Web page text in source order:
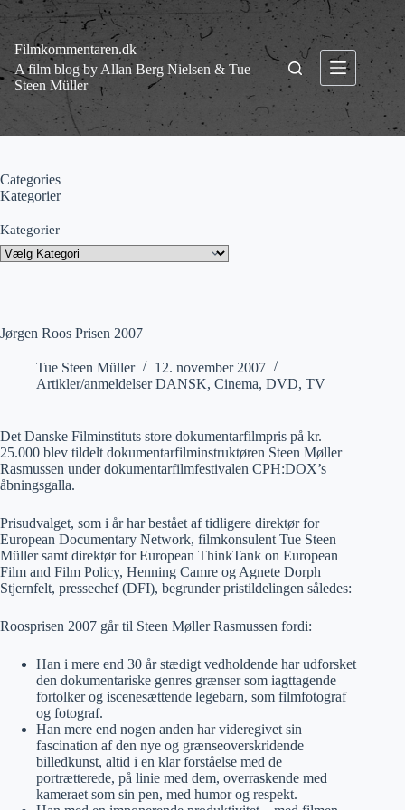
Fortsæt
indhold
Filmkommentaren.dk
A film blog by Allan Berg Nielsen & Tue
Steen Müller
Jørgen Roos Prisen 2007
Tue Steen Müller
12. november 2007
Artikler/anmeldelser DANSK, Cinema, DVD, TV
Det Danske Filminstituts store dokumentarfilmpris på kr.
25.000 blev tildelt dokumentarfilminstruktøren Steen Møller
Rasmussen under dokumentarfilmfestivalen CPH:DOX’s
åbningsgalla.
Prisudvalget, som i år har bestået af tidligere direktør for
European Documentary Network, filmkonsulent Tue Steen
Müller samt direktør for European ThinkTank on European
Film and Film Policy, Henning Camre og Agnete Dorph
Stjernfelt, pressechef (DFI), begrunder pristildelingen således:
Roosprisen 2007 går til Steen Møller Rasmussen fordi:
Han i mere end 30 år stædigt vedholdende har udforsket
den dokumentariske genres grænser som iagttagende
fortolker og iscenesættende legebarn, som filmfotograf
og fotograf.
Han mere end nogen anden har videregivet sin
fascination af den nye og grænseoverskridende
billedkunst, altid i en klar forståelse med de
portrætterede, på linie med dem, overraskende med
kameraet som sin pen, med humor og respekt.
Categories
Kategorier
Kategorier